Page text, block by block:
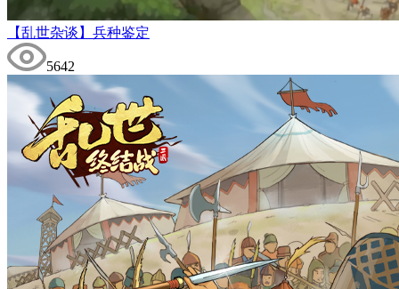
【乱世杂谈】兵种鉴定
5642